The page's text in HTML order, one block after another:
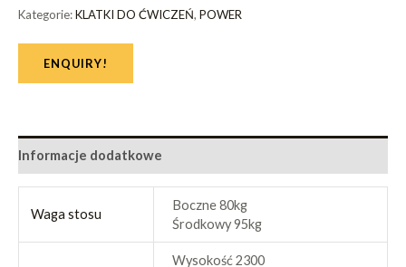
Kategorie:KLATKI DO ĆWICZEŃ, POWER
ENQUIRY!
Informacje dodatkowe
Waga stosu
Boczne 80kg
Środkowy 95kg
Wysokość 2300